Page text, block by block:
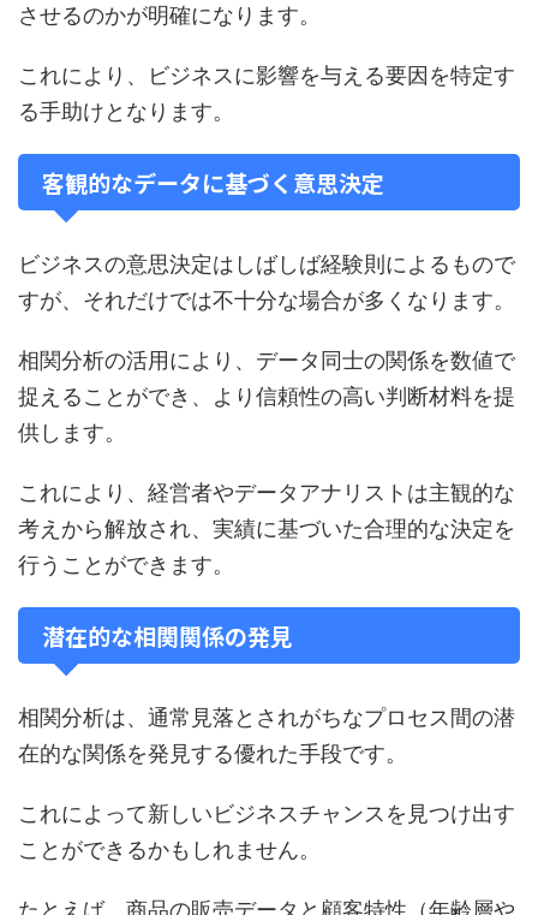
させるのかが明確になります。
これにより、ビジネスに影響を与える要因を特定す
る手助けとなります。
客観的なデータに基づく意思決定
ビジネスの意思決定はしばしば経験則によるもので
すが、それだけでは不十分な場合が多くなります。
相関分析の活用により、データ同士の関係を数値で
捉えることができ、より信頼性の高い判断材料を提
供します。
これにより、経営者やデータアナリストは主観的な
考えから解放され、実績に基づいた合理的な決定を
行うことができます。
潜在的な相関関係の発見
相関分析は、通常見落とされがちなプロセス間の潜
在的な関係を発見する優れた手段です。
これによって新しいビジネスチャンスを見つけ出す
ことができるかもしれません。
たとえば、商品の販売データと顧客特性（年齢層や